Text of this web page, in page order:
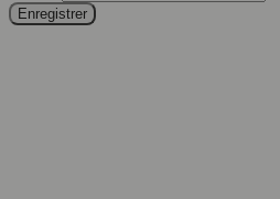
Enregistrer